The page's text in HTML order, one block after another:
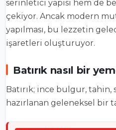
serinletici yapısı hem de
çekiyor. Ancak modern
yapılması, bu lezzetin
işaretleri oluşturuyor.
Batırık nasıl bir
Batırık; ince bulgur,
hazırlanan geleneksel bir